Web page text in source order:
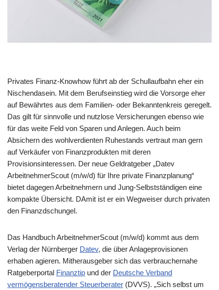
Privates Finanz-Knowhow führt ab der Schullaufbahn eher ein
Nischendasein. Mit dem Berufseinstieg wird die Vorsorge eher
auf Bewährtes aus dem Familien- oder Bekanntenkreis geregelt.
Das gilt für sinnvolle und nutzlose Versicherungen ebenso wie
für das weite Feld von Sparen und Anlegen. Auch beim
Absichern des wohlverdienten Ruhestands vertraut man gern
auf Verkäufer von Finanzprodukten mit deren
Provisionsinteressen. Der neue Geldratgeber „Datev
ArbeitnehmerScout (m/w/d) für Ihre private Finanzplanung“
bietet dagegen Arbeitnehmern und Jung-Selbstständigen eine
kompakte Übersicht. DAmit ist er ein Wegweiser durch privaten
den Finanzdschungel.
Das Handbuch ArbeitnehmerScout (m/w/d) kommt aus dem
Verlag der Nürnberger Datev, die über Anlageprovisionen
erhaben agieren. Mitherausgeber sich das verbrauchernahe
Ratgeberportal Finanztip und der Deutsche Verband
vermögensberatender Steuerberater (DVVS). „Sich selbst um